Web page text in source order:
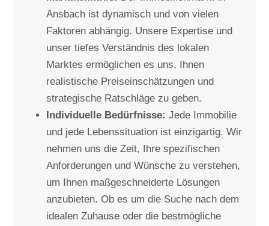
Ansbach ist dynamisch und von vielen
Faktoren abhängig. Unsere Expertise und
unser tiefes Verständnis des lokalen
Marktes ermöglichen es uns, Ihnen
realistische Preiseinschätzungen und
strategische Ratschläge zu geben.
Individuelle Bedürfnisse: Jede Immobilie
und jede Lebenssituation ist einzigartig. Wir
nehmen uns die Zeit, Ihre spezifischen
Anforderungen und Wünsche zu verstehen,
um Ihnen maßgeschneiderte Lösungen
anzubieten. Ob es um die Suche nach dem
idealen Zuhause oder die bestmögliche